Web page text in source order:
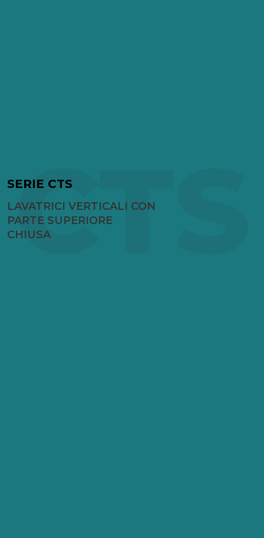
CTS
SERIE CTS
LAVATRICI VERTICALI CON
PARTE SUPERIORE
CHIUSA